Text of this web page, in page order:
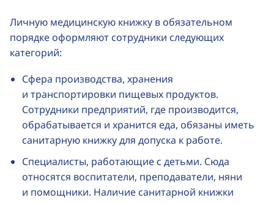
Личную медицинскую книжку в обязательном
порядке оформляют сотрудники следующих
категорий:
Сфера производства, хранения
и транспортировки пищевых продуктов.
Сотрудники предприятий, где производится,
обрабатывается и хранится еда, обязаны иметь
санитарную книжку для допуска к работе.
Специалисты, работающие с детьми. Сюда
относятся воспитатели, преподаватели, няни
и помощники. Наличие санитарной книжки